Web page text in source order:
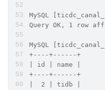
MySQL
Query OK, 1 row
MySQL
+----+------+
| id | name |
+----+------+
|  2 | tidb |